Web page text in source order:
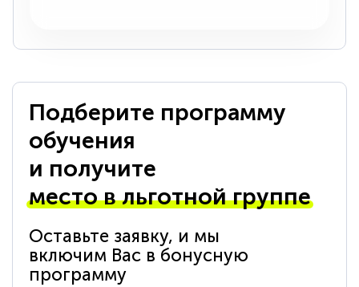
Подберите программу
обучения
и получите
место в льготной группе
Оставьте заявку, и мы
включим Вас в бонусную
программу